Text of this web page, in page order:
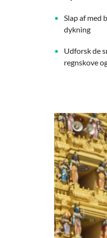
Slap af med
dykning
Udforsk de
regnskove